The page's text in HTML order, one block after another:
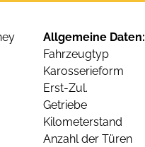
Allgemeine Daten:
Fahrzeugtyp
Karosserieform
Erst-Zul.
Getriebe
Kilometerstand
Anzahl der Türen